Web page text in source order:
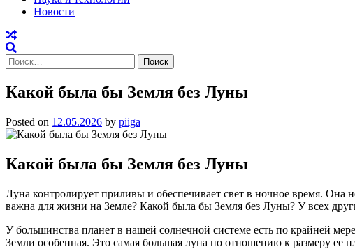
Новости
Найти:
Какой была бы Земля без Луны
Posted on 12.05.2026 by piiga
Какой была бы Земля без Луны
Луна контролирует приливы и обеспечивает свет в ночное время. Она
важна для жизни на Земле? Какой была бы Земля без Луны? У всех
У большинства планет в нашей солнечной системе есть по крайней
Земли особенная. Это самая большая луна по отношению к размеру ее